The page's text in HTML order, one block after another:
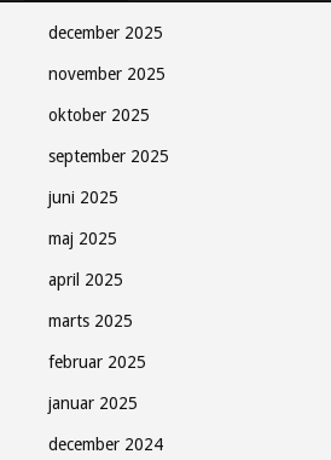
december 2025
november 2025
oktober 2025
september 2025
juni 2025
maj 2025
april 2025
marts 2025
februar 2025
januar 2025
december 2024